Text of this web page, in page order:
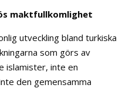
maktfullkomlighet
utveckling bland turkiska
som görs av
islamister, inte en
den gemensamma